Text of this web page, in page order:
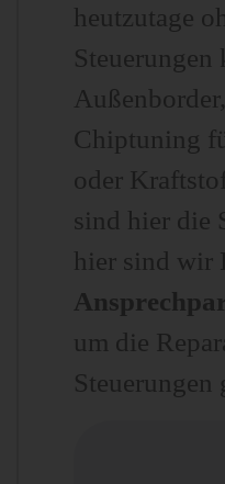
heutzutage
Steuerungen
Chiptuning
oder
sind hier die
hier sind wir
um die
Steuerungen